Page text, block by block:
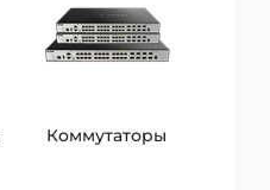
Коммутаторы